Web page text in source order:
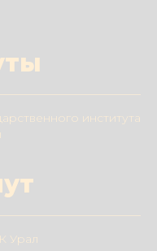
института
Урал